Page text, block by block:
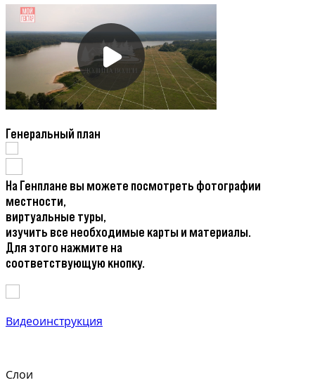
Генеральный план
На Генплане вы можете посмотреть фотографии
местности,
виртуальные туры,
изучить все необходимые карты и материалы.
Для этого нажмите на
соответствующую кнопку.
Видеоинструкция
Слои